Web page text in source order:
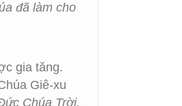
đã làm cho
gia tăng.
Giê-xu
Chúa Trời.